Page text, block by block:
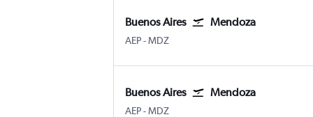
Buenos Aires Mendoza
AEPBuenos Aires Aeroparque Jorge Newbery
-MDZ
Buenos Aires Mendoza
AEPBuenos Aires Aeroparque Jorge Newbery
-MDZ